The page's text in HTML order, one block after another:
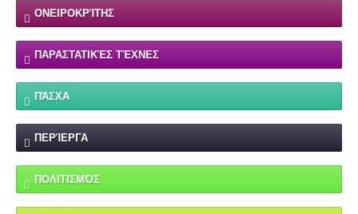
ΟΝΕΙΡΟΚΡΊΤΗΣ
ΠΑΡΑΣΤΑΤΙΚΈΣ ΤΈΧΝΕΣ
ΠΆΣΧΑ
ΠΕΡΊΕΡΓΑ
ΠΟΛΙΤΙΣΜΌΣ